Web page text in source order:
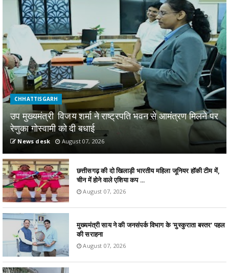
CHHATTISGARH
उप मुख्यमंत्री विजय शर्मा ने राष्ट्रपति भवन से आमंत्रण मिलने पर
रेणुका गोस्वामी को दी बधाई
News desk August 07, 2026
छत्तीसगढ़ की दो खिलाड़ी भारतीय महिला जूनियर हॉकी टीम में,
चीन में होने वाले एशिया कप ...
August 07, 2026
मुख्यमंत्री साय ने की जनसंपर्क विभाग के 'मुस्कुराता बस्तर' पहल
की सराहना
August 07, 2026